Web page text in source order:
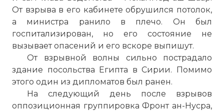
От взрыва в его кабинете обрушился потолок,
а министра ранило в плечо. Он был
госпитализирован, но его состояние не
вызывает опасений и его вскоре выпишут.
От взрывной волны сильно пострадало
здание посольства Египта в Сирии. Помимо
этого один из дипломатов был ранен.
На следующий день после взрывов
оппозиционная группировка Фронт ан-Нусра,